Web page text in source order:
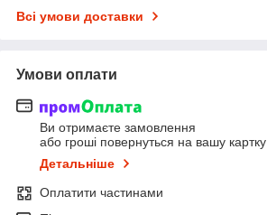
Всі умови доставки
Умови оплати
Ви отримаєте замовлення
або гроші повернуться на вашу картку
Детальніше
Оплатити частинами